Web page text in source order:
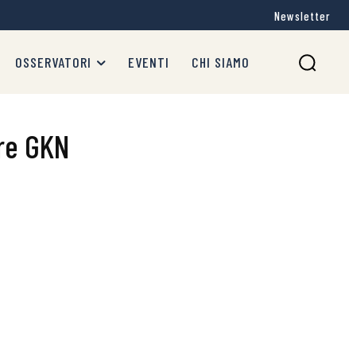
Newsletter
OSSERVATORI EVENTI CHI SIAMO
GKN